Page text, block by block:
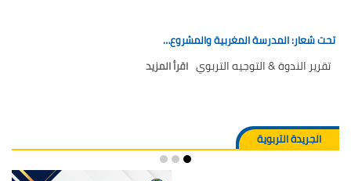
تحت شعار: المدرسة المغربية والمشروع…
تقرير الندوة & التوجيه التربوي اقرأ المزيد
الجريدة التربوية